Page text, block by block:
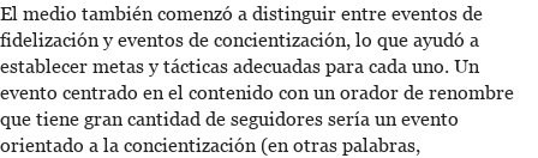
El medio también comenzó a distinguir entre eventos de
fidelización y eventos de concientización, lo que ayudó a
establecer metas y tácticas adecuadas para cada uno. Un
evento centrado en el contenido con un orador de renombre
que tiene gran cantidad de seguidores sería un evento
orientado a la concientización (en otras palabras,